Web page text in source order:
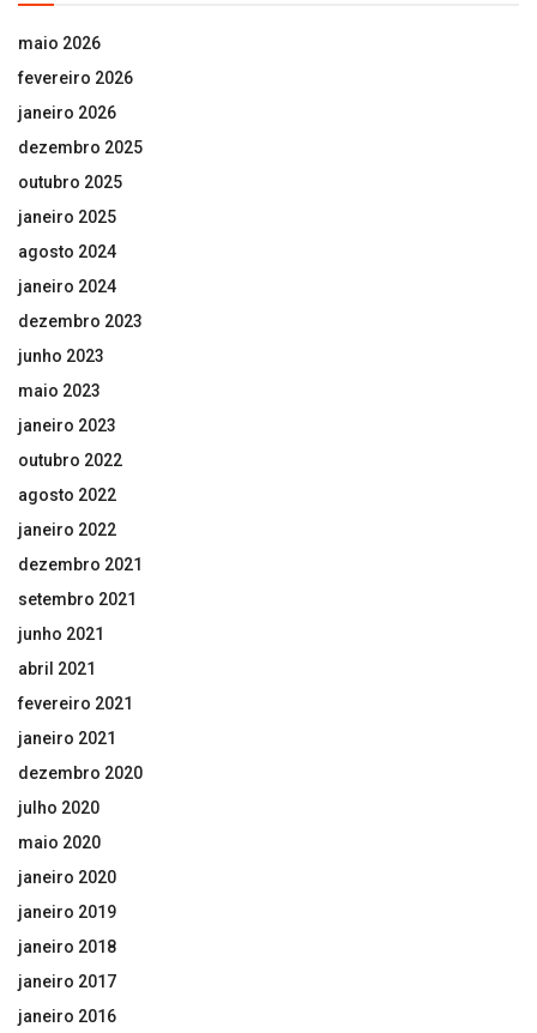
maio 2026
fevereiro 2026
janeiro 2026
dezembro 2025
outubro 2025
janeiro 2025
agosto 2024
janeiro 2024
dezembro 2023
junho 2023
maio 2023
janeiro 2023
outubro 2022
agosto 2022
janeiro 2022
dezembro 2021
setembro 2021
junho 2021
abril 2021
fevereiro 2021
janeiro 2021
dezembro 2020
julho 2020
maio 2020
janeiro 2020
janeiro 2019
janeiro 2018
janeiro 2017
janeiro 2016